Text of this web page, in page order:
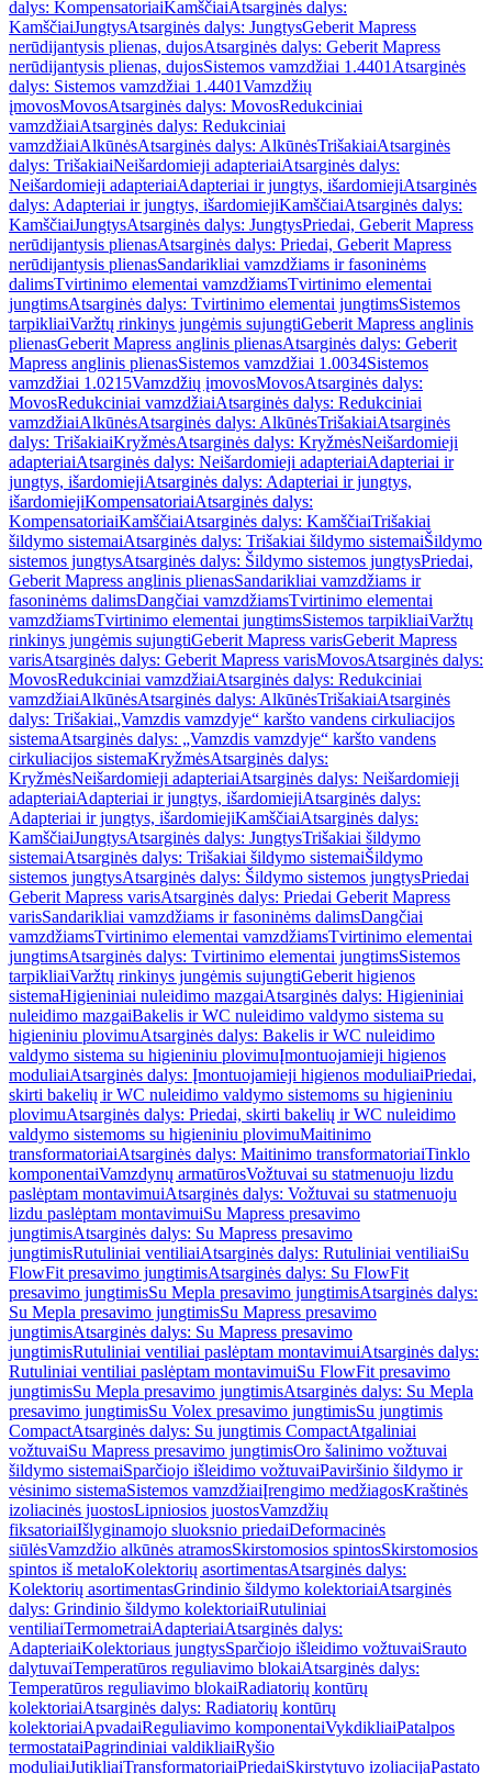
dalys: KompensatoriaiKamščiaiAtsarginės dalys:
KamščiaiJungtysAtsarginės dalys: JungtysGeberit Mapress
nerūdijantysis plienas, dujosAtsarginės dalys: Geberit Mapress
nerūdijantysis plienas, dujosSistemos vamzdžiai 1.4401 Atsarginės
dalys: Sistemos vamzdžiai 1.4401Vamzdžių
įmovosMovosAtsarginės dalys: MovosRedukciniai
vamzdžiaiAtsarginės dalys: Redukciniai
vamzdžiaiAlkūnėsAtsarginės dalys: AlkūnėsTrišakiaiAtsarginės
dalys: TrišakiaiNeišardomieji adapteriaiAtsarginės dalys:
Neišardomieji adapteriaiAdapteriai ir jungtys, išardomiejiAtsarginės
dalys: Adapteriai ir jungtys, išardomiejiKamščiaiAtsarginės dalys:
KamščiaiJungtysAtsarginės dalys: JungtysPriedai, Geberit Mapress
nerūdijantysis plienasAtsarginės dalys: Priedai, Geberit Mapress
nerūdijantysis plienasSandarikliai vamzdžiams ir fasoninėms
dalimsTvirtinimo elementai vamzdžiamsTvirtinimo elementai
jungtimsAtsarginės dalys: Tvirtinimo elementai jungtimsSistemos
tarpikliaiVaržtų rinkinys jungėmis sujungtiGeberit Mapress anglinis
plienasGeberit Mapress anglinis plienasAtsarginės dalys: Geberit
Mapress anglinis plienasSistemos vamzdžiai 1.0034Sistemos
vamzdžiai 1.0215Vamzdžių įmovosMovosAtsarginės dalys:
MovosRedukciniai vamzdžiaiAtsarginės dalys: Redukciniai
vamzdžiaiAlkūnėsAtsarginės dalys: AlkūnėsTrišakiaiAtsarginės
dalys: TrišakiaiKryžmėsAtsarginės dalys: KryžmėsNeišardomieji
adapteriaiAtsarginės dalys: Neišardomieji adapteriaiAdapteriai ir
jungtys, išardomiejiAtsarginės dalys: Adapteriai ir jungtys,
išardomiejiKompensatoriaiAtsarginės dalys:
KompensatoriaiKamščiaiAtsarginės dalys: KamščiaiTrišakiai
šildymo sistemaiAtsarginės dalys: Trišakiai šildymo sistemaiŠildymo
sistemos jungtysAtsarginės dalys: Šildymo sistemos jungtysPriedai,
Geberit Mapress anglinis plienasSandarikliai vamzdžiams ir
fasoninėms dalimsDangčiai vamzdžiamsTvirtinimo elementai
vamzdžiamsTvirtinimo elementai jungtimsSistemos tarpikliaiVaržtų
rinkinys jungėmis sujungtiGeberit Mapress varisGeberit Mapress
varisAtsarginės dalys: Geberit Mapress varisMovosAtsarginės dalys:
MovosRedukciniai vamzdžiaiAtsarginės dalys: Redukciniai
vamzdžiaiAlkūnėsAtsarginės dalys: AlkūnėsTrišakiaiAtsarginės
dalys: Trišakiai„Vamzdis vamzdyje“ karšto vandens cirkuliacijos
sistemaAtsarginės dalys: „Vamzdis vamzdyje“ karšto vandens
cirkuliacijos sistemaKryžmėsAtsarginės dalys:
KryžmėsNeišardomieji adapteriaiAtsarginės dalys: Neišardomieji
adapteriaiAdapteriai ir jungtys, išardomiejiAtsarginės dalys:
Adapteriai ir jungtys, išardomiejiKamščiaiAtsarginės dalys:
KamščiaiJungtysAtsarginės dalys: JungtysTrišakiai šildymo
sistemaiAtsarginės dalys: Trišakiai šildymo sistemaiŠildymo
sistemos jungtysAtsarginės dalys: Šildymo sistemos jungtysPriedai
Geberit Mapress varisAtsarginės dalys: Priedai Geberit Mapress
varisSandarikliai vamzdžiams ir fasoninėms dalimsDangčiai
vamzdžiamsTvirtinimo elementai vamzdžiamsTvirtinimo elementai
jungtimsAtsarginės dalys: Tvirtinimo elementai jungtimsSistemos
tarpikliaiVaržtų rinkinys jungėmis sujungtiGeberit higienos
sistemaHigieniniai nuleidimo mazgaiAtsarginės dalys: Higieniniai
nuleidimo mazgaiBakelis ir WC nuleidimo valdymo sistema su
higieniniu plovimuAtsarginės dalys: Bakelis ir WC nuleidimo
valdymo sistema su higieniniu plovimuĮmontuojamieji higienos
moduliaiAtsarginės dalys: Įmontuojamieji higienos moduliaiPriedai,
skirti bakelių ir WC nuleidimo valdymo sistemoms su higieniniu
plovimuAtsarginės dalys: Priedai, skirti bakelių ir WC nuleidimo
valdymo sistemoms su higieniniu plovimuMaitinimo
transformatoriaiAtsarginės dalys: Maitinimo transformatoriaiTinklo
komponentaiVamzdynų armatūrosVožtuvai su statmenuoju lizdu
paslėptam montavimuiAtsarginės dalys: Vožtuvai su statmenuoju
lizdu paslėptam montavimuiSu Mapress presavimo
jungtimisAtsarginės dalys: Su Mapress presavimo
jungtimisRutuliniai ventiliaiAtsarginės dalys: Rutuliniai ventiliaiSu
FlowFit presavimo jungtimisAtsarginės dalys: Su FlowFit
presavimo jungtimisSu Mepla presavimo jungtimisAtsarginės dalys:
Su Mepla presavimo jungtimisSu Mapress presavimo
jungtimisAtsarginės dalys: Su Mapress presavimo
jungtimisRutuliniai ventiliai paslėptam montavimuiAtsarginės dalys:
Rutuliniai ventiliai paslėptam montavimuiSu FlowFit presavimo
jungtimisSu Mepla presavimo jungtimisAtsarginės dalys: Su Mepla
presavimo jungtimisSu Volex presavimo jungtimisSu jungtimis
CompactAtsarginės dalys: Su jungtimis CompactAtgaliniai
vožtuvaiSu Mapress presavimo jungtimisOro šalinimo vožtuvai
šildymo sistemaiSparčiojo išleidimo vožtuvaiPaviršinio šildymo ir
vėsinimo sistemaSistemos vamzdžiaiĮrengimo medžiagosKraštinės
izoliacinės juostosLipniosios juostosVamzdžių
fiksatoriaiIšlyginamojo sluoksnio priedaiDeformacinės
siūlėsVamzdžio alkūnės atramosSkirstomosios spintosSkirstomosios
spintos iš metaloKolektorių asortimentasAtsarginės dalys:
Kolektorių asortimentasGrindinio šildymo kolektoriaiAtsarginės
dalys: Grindinio šildymo kolektoriaiRutuliniai
ventiliaiTermometraiAdapteriaiAtsarginės dalys:
AdapteriaiKolektoriaus jungtysSparčiojo išleidimo vožtuvaiSrauto
dalytuvaiTemperatūros reguliavimo blokaiAtsarginės dalys:
Temperatūros reguliavimo blokaiRadiatorių kontūrų
kolektoriaiAtsarginės dalys: Radiatorių kontūrų
kolektoriaiApvadaiReguliavimo komponentaiVykdikliaiPatalpos
termostataiPagrindiniai valdikliaiRyšio
moduliaiJutikliaiTransformatoriaiPriedaiSkirstytuvo izoliacijaPastato